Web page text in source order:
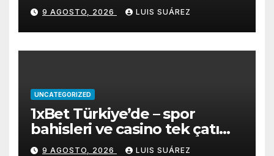
9 AGOSTO, 2026 LUIS SUÁREZ
UNCATEGORIZED
1xBet Türkiye’de – spor
bahisleri ve casino tek çatı
altında
9 AGOSTO, 2026 LUIS SUÁREZ